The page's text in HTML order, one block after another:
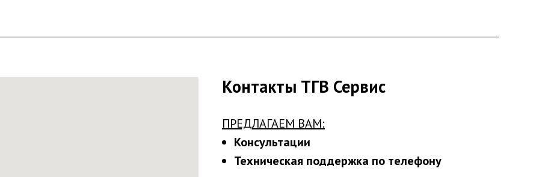
Контакты ТГВ Сервис
ПРЕДЛАГАЕМ ВАМ:
Консультации
Техническая поддержка по телефону